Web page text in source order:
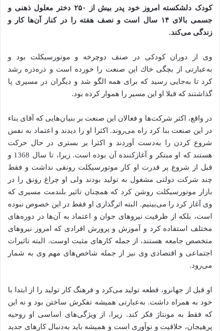
کودک دلشکسته امروز خود پدر بیش از ۲۵۰ دختر معلول ذهنی و
جسمی بالای ۱۴ سال است و نصف هفته را در کنار آن‌ها کار و
زندگی می‌کند.
وی از دوران کودکی در صنف دوچرخه و موتورسیکلت بود و
به‌عبارتی از بچگی خاك اين صنعت را خورده است و ذره‌ذره رشد
كرد تا به‌جايى رسيد كه براى همه الگو شد و دیگران در مسیری پا
گذاشتند که قبلا او این مسیر را هموار کرده بود.
در واقع، اکثر شرکت‌ها و فعالان این صنعت بر بنیان‌هایی که آقای بناء
در این صنعت بنا کرد راه می‌روند. اکثرا او را دیدند و اعتماد به نفس
شروع کردن را به‌دست آوردند و اکثرا بر بستری در حال حرکت
هستند که او مبتکر و آغازکننده آن بوده است. زیرا، تا سال 1368 و
قبل از شروع پر قدرت او کار موتورسیکلت رونقی نداشت و فقط
چند شرکت دولتی مشغول به تولید بودند ولی او چراغ رونق را در
بازار موتورسیکلت روشن کرد که همچنان تاثیر بلندمت مسیری که
وی آغاز کرد را می‌بینیم. البته اثرگذاری او فقط در این خصوص نبوده
است، بلکه از ظرفیت نیروهای جوان و اعتماد به آن‌ها در دوره‌های
مختلف استفاده کرد و آموزش و پرورش افرادی که امروز نیروهای
متخصص جامعه هستند، از جمله کارهای مثبت اوست. البته تاثیرات
اجتماعی و اقتصادی وی نیز از جمله شاخص‌های مهم وی به شمار
می‌رود.
او قبل از جهانرو، قطعه تولید می‌کرد و فرهنگ کار تولید را از ابتدا با
خود به همراه داشت. به‌عبارتی همیشه تفکرش ساختن بود و نه این
که فقط به مونتاژ فکر کند. زيرا، از ویژگی‌های اساسی او روحیه
پرهیجان، خلاقيت و نوآورى است و هميشه بايد به‌دنبال كارهاى جديد